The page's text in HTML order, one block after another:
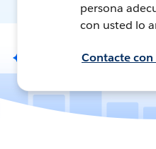
persona
con usted lo
Contacte